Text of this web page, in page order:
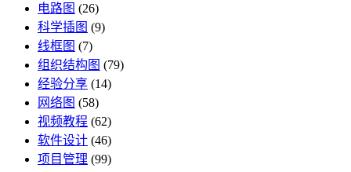
电路图 (26)
科学插图 (9)
线框图 (7)
组织结构图 (79)
经验分享 (14)
网络图 (58)
视频教程 (62)
软件设计 (46)
项目管理 (99)